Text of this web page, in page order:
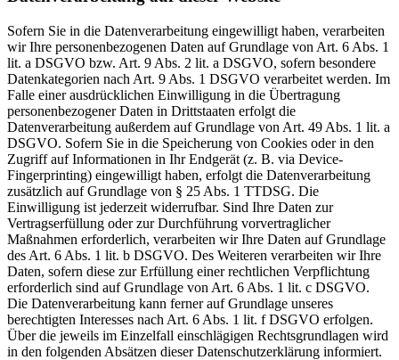
Sofern Sie in die Datenverarbeitung eingewilligt haben, verarbeiten
wir Ihre personenbezogenen Daten auf Grundlage von Art. 6 Abs. 1
lit. a DSGVO bzw. Art. 9 Abs. 2 lit. a DSGVO, sofern besondere
Datenkategorien nach Art. 9 Abs. 1 DSGVO verarbeitet werden. Im
Falle einer ausdrücklichen Einwilligung in die Übertragung
personenbezogener Daten in Drittstaaten erfolgt die
Datenverarbeitung außerdem auf Grundlage von Art. 49 Abs. 1 lit. a
DSGVO. Sofern Sie in die Speicherung von Cookies oder in den
Zugriff auf Informationen in Ihr Endgerät (z. B. via Device-
Fingerprinting) eingewilligt haben, erfolgt die Datenverarbeitung
zusätzlich auf Grundlage von § 25 Abs. 1 TTDSG. Die
Einwilligung ist jederzeit widerrufbar. Sind Ihre Daten zur
Vertragserfüllung oder zur Durchführung vorvertraglicher
Maßnahmen erforderlich, verarbeiten wir Ihre Daten auf Grundlage
des Art. 6 Abs. 1 lit. b DSGVO. Des Weiteren verarbeiten wir Ihre
Daten, sofern diese zur Erfüllung einer rechtlichen Verpflichtung
erforderlich sind auf Grundlage von Art. 6 Abs. 1 lit. c DSGVO.
Die Datenverarbeitung kann ferner auf Grundlage unseres
berechtigten Interesses nach Art. 6 Abs. 1 lit. f DSGVO erfolgen.
Über die jeweils im Einzelfall einschlägigen Rechtsgrundlagen wird
in den folgenden Absätzen dieser Datenschutzerklärung informiert.